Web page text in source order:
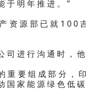
于明年推进。”
资源部已就100
司进行沟通时，
重要组成部分，
国家能源绿色低